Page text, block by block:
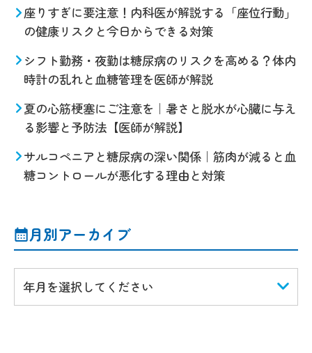
座りすぎに要注意！内科医が解説する「座位行動」
の健康リスクと今日からできる対策
シフト勤務・夜勤は糖尿病のリスクを高める？体内
時計の乱れと血糖管理を医師が解説
夏の心筋梗塞にご注意を｜暑さと脱水が心臓に与え
る影響と予防法【医師が解説】
サルコペニアと糖尿病の深い関係｜筋肉が減ると血
糖コントロールが悪化する理由と対策
月別アーカイブ
年月を選択してください